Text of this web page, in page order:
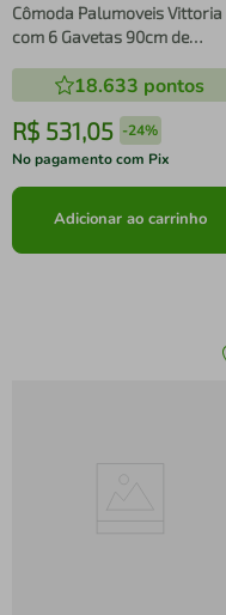
Cômoda Palumoveis Vittoria
com 6 Gavetas 90cm de
18.633 pontos
R$ 531,05 -24%
No pagamento com Pix
Adicionar ao carrinho